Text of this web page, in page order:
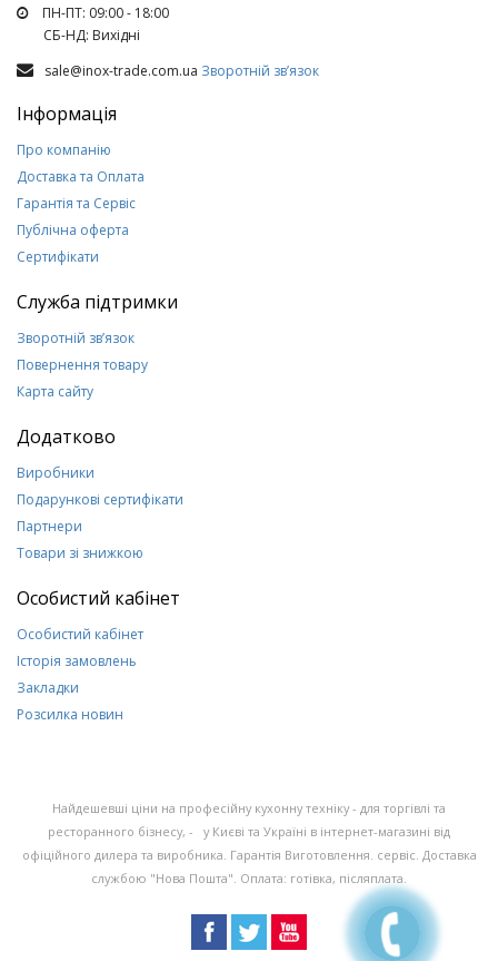
ПН-ПТ: 09:00 - 18:00
СБ-НД: Вихiднi
sale@inox-trade.com.ua Зворотній зв’язок
Інформація
Про компанію
Доставка та Оплата
Гарантія та Сервіс
Публічна оферта
Сертифікати
Служба підтримки
Зворотній зв’язок
Повернення товару
Карта сайту
Додатково
Виробники
Подарункові сертифікати
Партнери
Товари зі знижкою
Особистий кабінет
Особистий кабінет
Історія замовлень
Закладки
Розсилка новин
Найдешевші ціни на професійну кухонну техніку - для торгівлі та
ресторанного бізнесу, - у Києві та Україні в інтернет-магазині від
офіційного дилера та виробника. Гарантія Виготовлення. сервіс. Доставка
службою "Нова Пошта". Оплата: готівка, післяплата.